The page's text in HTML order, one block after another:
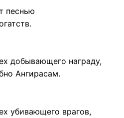
песнью
добывающего награду,
Ангирасам.
убивающего врагов,